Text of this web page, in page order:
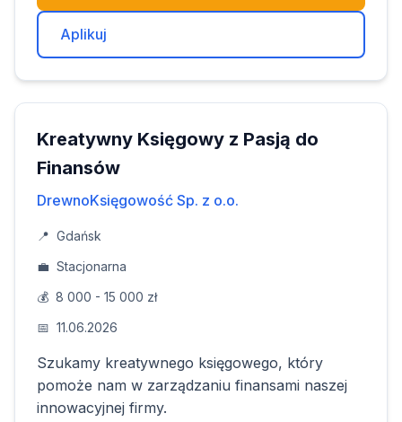
Aplikuj
Kreatywny Księgowy z Pasją do
Finansów
DrewnoKsięgowość Sp. z o.o.
📍 Gdańsk
💼 Stacjonarna
💰 8 000 - 15 000 zł
📅 11.06.2026
Szukamy kreatywnego księgowego, który
pomoże nam w zarządzaniu finansami naszej
innowacyjnej firmy.